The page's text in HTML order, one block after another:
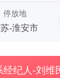
停放地
-淮安市
经纪人-刘维